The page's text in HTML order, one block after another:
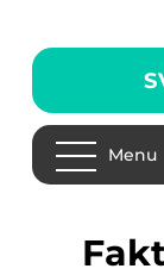
Menu
Fakta om Solros: En